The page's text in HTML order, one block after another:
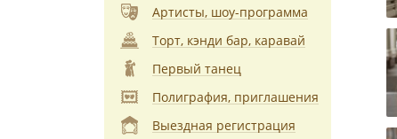
Артисты, шоу-программа
Торт, кэнди бар, каравай
Первый танец
Полиграфия, приглашения
Выездная регистрация